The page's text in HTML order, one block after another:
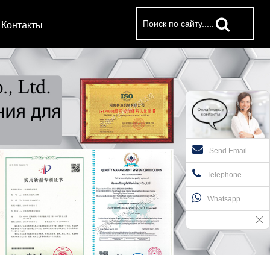
Контакты
Send Email
Telephone
Whatsapp